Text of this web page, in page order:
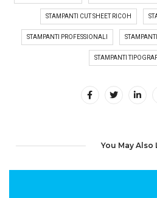
STAMPANTI CUT SHEET RICOH
STAMPANTI PROFESSIONALI
STAMPANTI
You May Also